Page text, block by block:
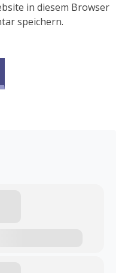
in diesem Browser
speichern.